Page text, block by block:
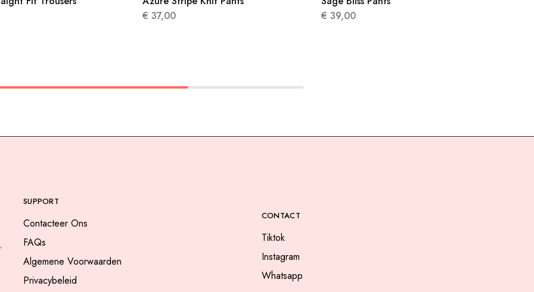
€ 37,00
€ 39,00
SUPPORT
Contacteer Ons
FAQs
Algemene Voorwaarden
Privacybeleid
CONTACT
Tiktok
Instagram
Whatsapp